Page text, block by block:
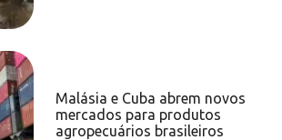
Malásia e Cuba abrem novos
mercados para produtos
agropecuários brasileiros